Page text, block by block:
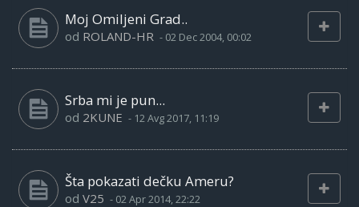
Moj Omiljeni Grad..
od ROLAND-HR - 02 Dec 2004, 00:02
Srba mi je pun...
od 2KUNE - 12 Avg 2017, 11:19
Šta pokazati dečku Ameru?
od V25 - 02 Apr 2014, 22:22